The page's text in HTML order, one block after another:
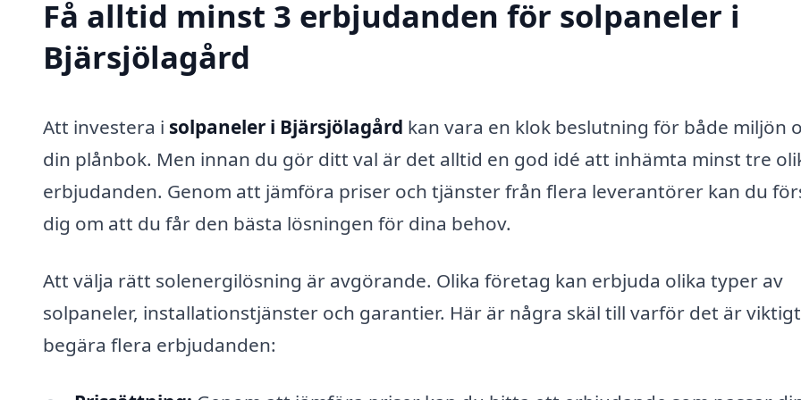
Få alltid minst 3 erbjudanden för solpaneler i
Bjärsjölagård
Att investera i solpaneler i Bjärsjölagård kan vara en klok beslutning för både miljön
din plånbok. Men innan du gör ditt val är det alltid en god idé att inhämta minst tre
erbjudanden. Genom att jämföra priser och tjänster från flera leverantörer kan du
dig om att du får den bästa lösningen för dina behov.
Att välja rätt solenergilösning är avgörande. Olika företag kan erbjuda olika typer av
solpaneler, installationstjänster och garantier. Här är några skäl till varför det är
begära flera erbjudanden: